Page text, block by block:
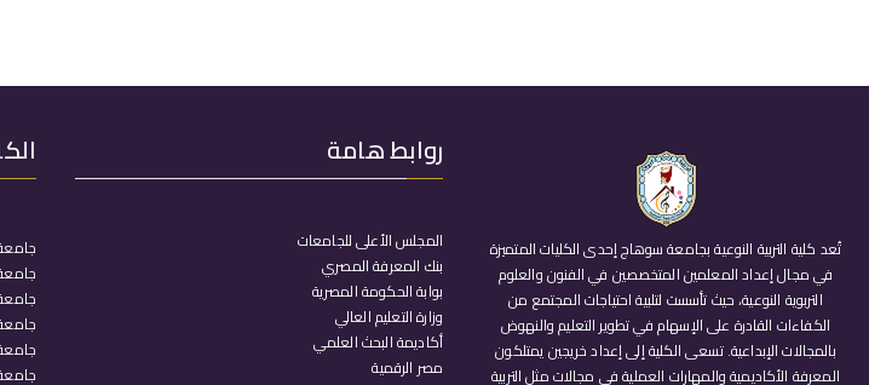
تُعد كلية التربية النوعية بجامعة سوهاج إحدى الكليات المتميزة
في مجال إعداد المعلمين المتخصصين في الفنون والعلوم
التربوية النوعية، حيث تأسست لتلبية احتياجات المجتمع من
الكفاءات القادرة على الإسهام في تطوير التعليم والنهوض
بالمجالات الإبداعية. تسعى الكلية إلى إعداد خريجين يمتلكون
المعرفة الأكاديمية والمهارات العملية في مجالات مثل التربية
روابط هامة
المجلس الأعلى للجامعات
بنك المعرفة المصري
بوابة الحكومة المصرية
وزارة التعليم العالي
أكاديمة البحث العلمي
مصر الرقمية